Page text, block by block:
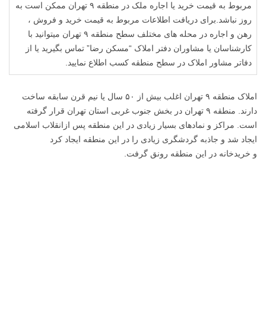
مربوط به قیمت خرید یا اجاره ملک در منطقه ۹ تهران ممکن است به
روز نباشد.برای دریافت اطلاعات مربوط به قیمت خرید و فروش ،
رهن و اجاره در محله های مختلف سطح منطقه ۹ تهران میتوانید با
کارشناسان یا مشاوران دفتر املاک “مسکن رضا” تماس بگیرید یا از
دفاتر مشاور املاک در سطح منطقه کسب اطلاع نمایید.
املاک منطقه ۹ تهران اغلب بیش از ۵۰ سال یا نیم قرن سابقه ساخت
دارند. منطقه ۹ تهران در بخش جنوب غربی استان تهران قرار گرفته
است. مراکز و نمادهای بسیار زیادی در این منطقه پس ازانقلاب اسلامی
ایجاد شد و جاذبه گردشگری زیادی را در این منطقه ایجاد کرد
و خریدخانه در این منطقه رونق گرفت.